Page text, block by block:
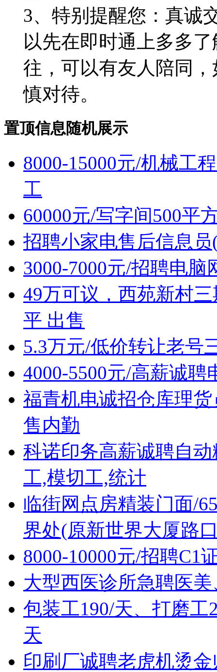
3、特别提醒您：真诚
以先在即时通上多多
往，可以有友人陪同
慎对待。
置顶信息随机展示
8000-15000元/机械工
工
60000元/写字间500平
招聘小家电售后信息
3000-7000元/招聘电脑
49万可议，西苑新村
平 出售
5.3万元/低价转让老号
4000-5500元/高薪诚
福青机电诚招仓库理
售内勤
科诺印务高薪诚聘自
工,模切工,统计
临街网点房精装门面/
界处(原新世界大厦路
8000-10000元/招聘C1
大型西医诊所急聘医
包装工190/天、打磨工
天
印刷厂诚聘老虎机烫